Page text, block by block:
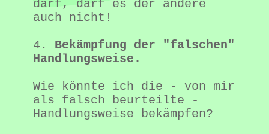
darf, darf es der andere
auch nicht!
4. Bekämpfung der "falschen"
Handlungsweise.
Wie könnte ich die - von mir
als falsch beurteilte -
Handlungsweise bekämpfen?